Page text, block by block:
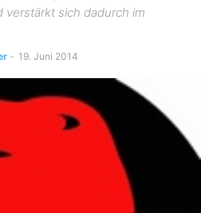
verstärkt sich dadurch im
- 19. Juni 2014